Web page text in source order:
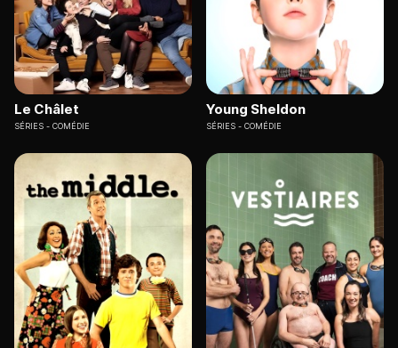
Le Châlet
SÉRIES COMÉDIE
Young Sheldon
SÉRIES COMÉDIE